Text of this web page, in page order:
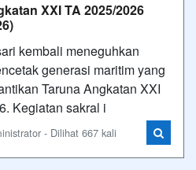
XXI TA 2025/2026
kembali meneguhkan
generasi maritim yang
Taruna Angkatan XXI
Kegiatan sakral i
- Dilihat 667 kali